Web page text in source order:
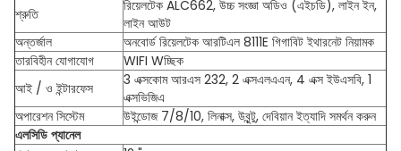
শ্রুতি
রিয়েলটেক ALC662, উচ্চ সংজ্ঞা অডিও (এইচডি), লাইন ইন,
লাইন আউট
অন্তর্জাল
অনবোর্ড রিয়েলটেক আরটিএল 8111E গিগাবিট ইথারনেট নিয়ামক
তারবিহীন যোগাযোগ
WIFI Wচ্ছিক
আই / ও ইন্টারফেস
3 এক্সকোম আরএস 232, 2 এক্সএলএএন, 4 এক্স ইউএসবি, 1
এক্সভিজিএ
অপারেশন সিস্টেম
উইন্ডোজ 7/8/10, লিনাক্স, উবুন্টু, দেবিয়ান ইত্যাদি সমর্থন করুন
এলসিডি প্যানেল